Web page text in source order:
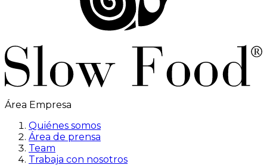
Área Empresa
Quiénes somos
Área de prensa
Team
Trabaja con nosotros